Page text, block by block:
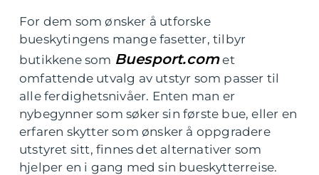
For dem som ønsker å utforske
bueskytingens mange fasetter, tilbyr
butikkene som Buesport.comet
omfattende utvalg av utstyr som passer til
alle ferdighetsnivåer. Enten man er
nybegynner som søker sin første bue, eller en
erfaren skytter som ønsker å oppgradere
utstyret sitt, finnes det alternativer som
hjelper en i gang med sin bueskytterreise.